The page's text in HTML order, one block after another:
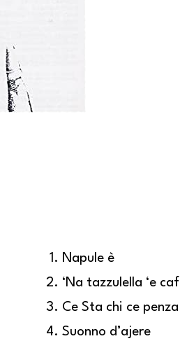
Napule è
‘Na tazzulella ‘e
Ce Sta chi ce penza
Suonno d’ajere